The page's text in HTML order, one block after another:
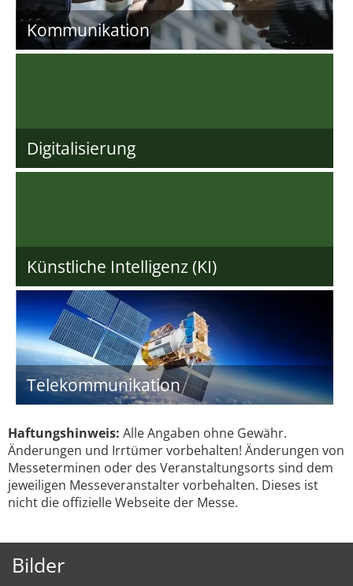
Kommunikation
Digitalisierung
Künstliche Intelligenz (KI)
Telekommunikation
Haftungshinweis: Alle Angaben ohne Gewähr.
Änderungen und Irrtümer vorbehalten! Änderungen von
Messeterminen oder des Veranstaltungsorts sind dem
jeweiligen Messeveranstalter vorbehalten. Dieses ist
nicht die offizielle Webseite der Messe.
Bilder